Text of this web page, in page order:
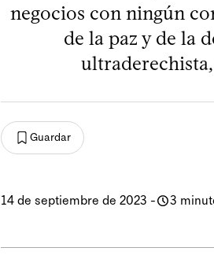
negocios con ningún
de la paz y de la
Guardar
14 de septiembre de 2023 - 3